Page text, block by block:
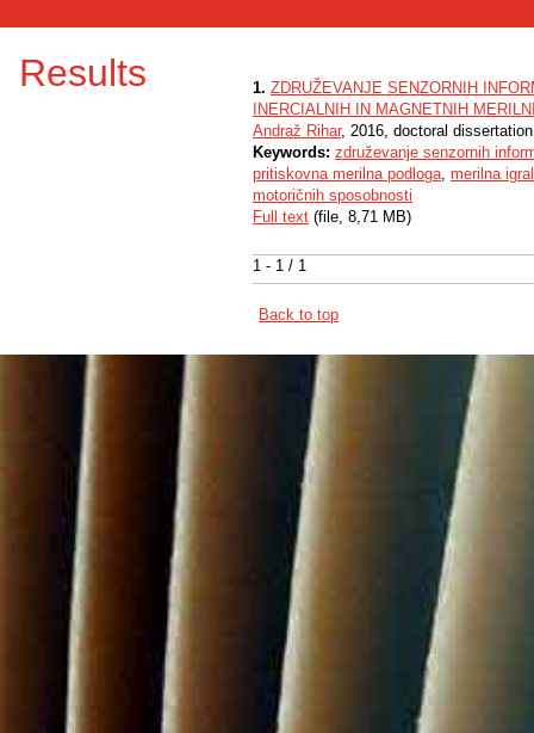
Results
1 - 1 / 1
1. ZDRUŽEVANJE SENZORNIH
INERCIALNIH IN MAGNETNIH
Andraž Rihar, 2016, doctoral dissertation
Keywords: združevanje senzornih
pritiskovna merilna podloga, merilna
motoričnih sposobnosti
Full text (file, 8,71 MB)
Back to top